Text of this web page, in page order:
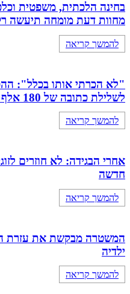
בחינה הלכתית, משפטית
מחוות דעת מומחה תיעשה
להמשך קריאה
"לא הכרתי אותו בכלל":
לשלילת כתובה של 180 אלף שקל
להמשך קריאה
אחרי הבגידה: לא חוזרים
חדשה
להמשך קריאה
המשטרה מבקשת את עזרת
ילדיה
להמשך קריאה